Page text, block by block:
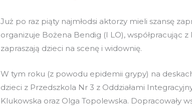
Już po raz piąty najmłodsi aktorzy mieli szansę
organizuje Bożena Bendig (I LO), współpracując
zapraszają dzieci na scenę i widownię.
W tym roku (z powodu epidemii grypy) na
dzieci z Przedszkola Nr 3 z Oddziałami
Klukowska oraz Olga Topolewska. Dopracowały